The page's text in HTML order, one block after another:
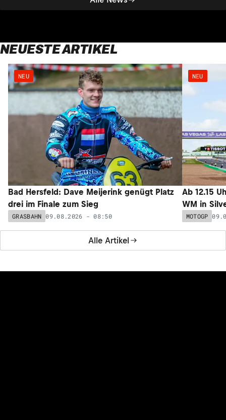
NEUESTE ARTIKEL
Alle Artikel
NEU
Bad Hersfeld: Dave Meijerink genügt Platz
drei im Finale zum Sieg
GRASBAHN 09.08.2026 - 08:50
NEU
Ab 12.15
WM in
MOTOGP